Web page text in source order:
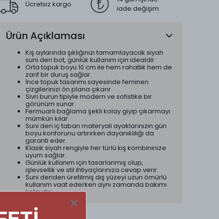
Ücretsiz kargo
iade değişim
Ürün Açıklaması
Kış aylarında şıklığınızı tamamlayacak siyah
suni deri bot, günlük kullanım için idealdir
Orta topuk boyu 10 cm ile hem rahatlık hem de
zarif bir duruş sağlar.
İnce topuk tasarımı sayesinde feminen
çizgilerinizi ön plana çıkarır
Sivri burun tipiyle modern ve sofistike bir
görünüm sunar.
Fermuarlı bağlama şekli kolay giyip çıkarmayı
mümkün kılar.
Suni deri iç taban materyali ayaklarınızın gün
boyu konforunu artırırken dayanıklılığı da
garanti eder.
Klasik siyah rengiyle her türlü kış kombininize
uyum sağlar.
Günlük kullanım için tasarlanmış olup,
işlevsellik ve stil ihtiyaçlarınıza cevap verir.
Suni deriden üretilmiş dış yüzeyi uzun ömürlü
kullanım vaat ederken aynı zamanda bakımı
kolaydır.